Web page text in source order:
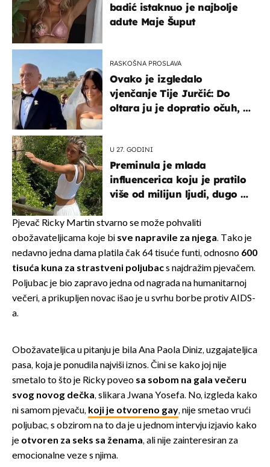
badić istaknuo je najbolje
adute Maje Šuput
RASKOŠNA PROSLAVA
Ovako je izgledalo
vjenčanje Tije Jurčić: Do
oltara ju je dopratio očuh, a
U 27. GODINI
Preminula je mlada
influencerica koju je pratilo
više od milijun ljudi, dugo se
Pjevač Ricky Martin stvarno se može pohvaliti
obožavateljicama koje bi sve napravile za njega. Tako je
nedavno jedna dama platila čak 64 tisuće funti, odnosno 600
tisuća kuna za strastveni poljubacs najdražim pjevačem.
Poljubac je bio zapravo jedna od nagrada na humanitarnoj
večeri, a prikupljen novac išao je u svrhu borbe protiv AIDS-
a.
Obožavateljica u pitanju je bila Ana Paola Diniz, uzgajateljica
pasa, koja je ponudila najviši iznos. Čini se kako joj nije
smetalo to što je Ricky poveo sa sobom na gala večeru
svog novog dečka, slikara Jwana Yosefa. No, izgleda kako
ni samom pjevaču, koji je otvoreno gay, nije smetao vrući
poljubac, s obzirom na to da je u jednom intervju izjavio kako
je otvoren za seks sa ženama, ali nije zainteresiran za
emocionalne veze s njima.